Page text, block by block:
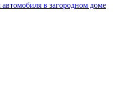
в загородном доме